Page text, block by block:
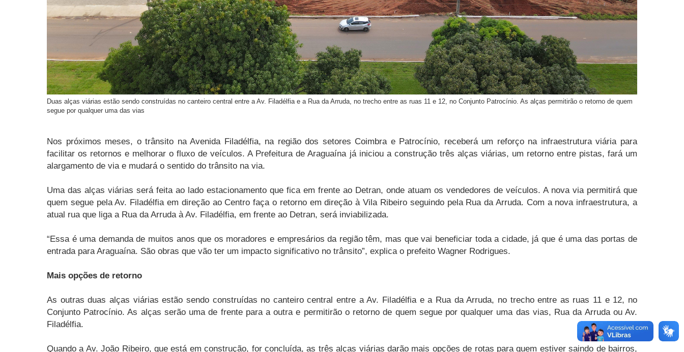
Duas alças viárias estão sendo construídas no canteiro central entre a Av. Filadélfia e a Rua da Arruda, no trecho entre as ruas 11 e 12, no Conjunto Patrocínio. As alças permitirão o retorno de quem
segue por qualquer uma das vias
Nos próximos meses, o trânsito na Avenida Filadélfia, na região dos setores Coimbra e Patrocínio, receberá um reforço na infraestrutura viária para
facilitar os retornos e melhorar o fluxo de veículos. A Prefeitura de Araguaína já iniciou a construção três alças viárias, um retorno entre pistas, fará um
alargamento de via e mudará o sentido do trânsito na via.
Uma das alças viárias será feita ao lado estacionamento que fica em frente ao Detran, onde atuam os vendedores de veículos. A nova via permitirá que
quem segue pela Av. Filadélfia em direção ao Centro faça o retorno em direção à Vila Ribeiro seguindo pela Rua da Arruda. Com a nova infraestrutura, a
atual rua que liga a Rua da Arruda à Av. Filadélfia, em frente ao Detran, será inviabilizada.
“Essa é uma demanda de muitos anos que os moradores e empresários da região têm, mas que vai beneficiar toda a cidade, já que é uma das portas de
entrada para Araguaína. São obras que vão ter um impacto significativo no trânsito”, explica o prefeito Wagner Rodrigues.
Mais opções de retorno
As outras duas alças viárias estão sendo construídas no canteiro central entre a Av. Filadélfia e a Rua da Arruda, no trecho entre as ruas 11 e 12, no
Conjunto Patrocínio. As alças serão uma de frente para a outra e permitirão o retorno de quem segue por qualquer uma das vias, Rua da Arruda ou Av.
Filadélfia.
Quando a Av. João Ribeiro, que está em construção, for concluída, as três alças viárias darão mais opções de rotas para quem estiver saindo de bairros,